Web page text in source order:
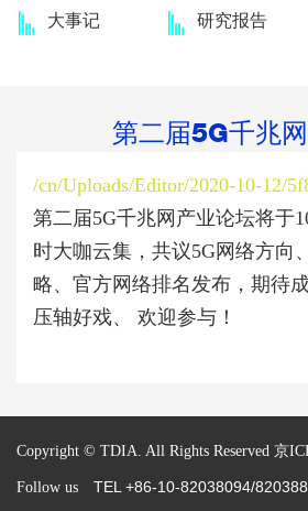
大事记 研究报告
第二届5G千兆
/cn/Uploads/Editor/2020-10-12/
第二届5G千兆网产业论坛将于
时大咖云集，共议5G网络方向
略、官方网络排名发布，期待
压轴好戏、 欢迎参与！
Copyright © TDIA. All Rights Reserved 京
Follow us TEL +86-10-82038094/